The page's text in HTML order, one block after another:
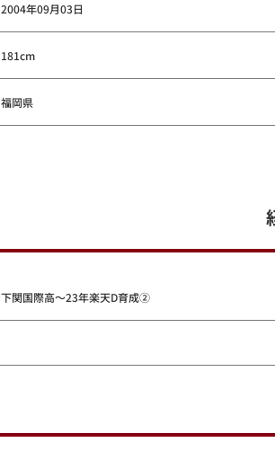
2004年09月03日
181cm
福岡県
下関国際高～23年楽天D育成②